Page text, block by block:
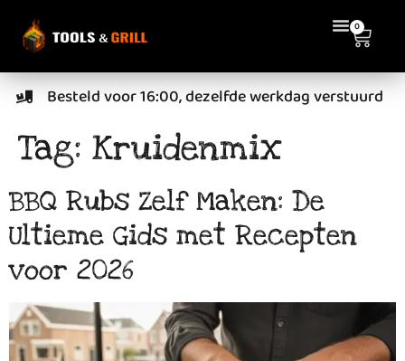
inhoud
0
Besteld voor 16:00, dezelfde werkdag verstuurd
Tag: Kruidenmix
BBQ Rubs Zelf Maken: De
Ultieme Gids met Recepten
voor 2026